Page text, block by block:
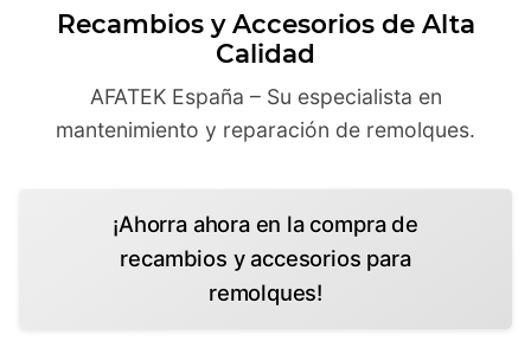
Recambios y Accesorios de Alta
Calidad
AFATEK España – Su especialista en
mantenimiento y reparación de remolques.
¡Ahorra ahora en la compra de
recambios y accesorios para
remolques!